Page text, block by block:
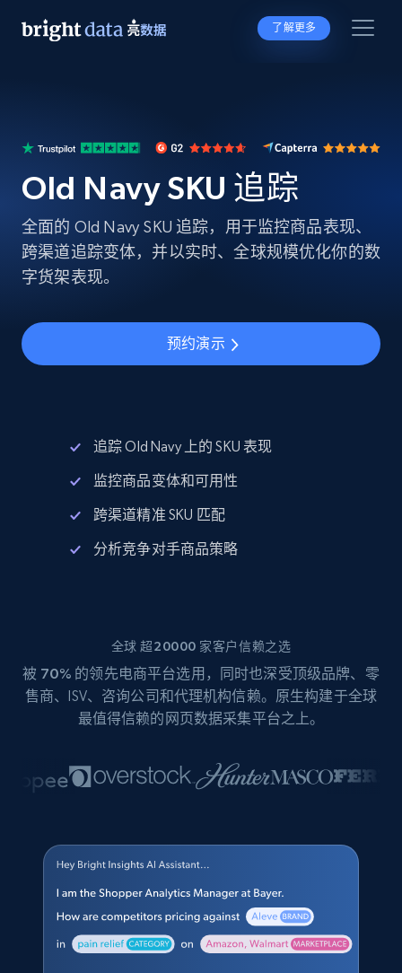
了解更多
Old Navy SKU 追踪
全面的 Old Navy SKU 追踪，用于监控商品表现、
跨渠道追踪变体，并以实时、全球规模优化你的数
字货架表现。
预约演示
追踪 Old Navy 上的 SKU 表现
监控商品变体和可用性
跨渠道精准 SKU 匹配
分析竞争对手商品策略
全球 超20000 家客户信赖之选
被 70% 的领先电商平台选用，同时也深受顶级品牌、零
售商、ISV、咨询公司和代理机构信赖。原生构建于全球
最值得信赖的网页数据采集平台之上。